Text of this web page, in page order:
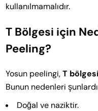
kullanılmamalıdır.
T Bölgesi için
Peeling?
Yosun peelingi,T bölgesi
Bunun nedenleri
Doğal ve naziktir.